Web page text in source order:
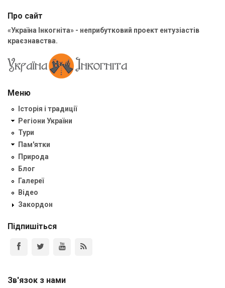
Про сайт
«Україна Інкогніта» - неприбутковий проект ентузіастів
краєзнавства.
Меню
Історія і традиції
Регіони України
Тури
Пам'ятки
Природа
Блог
Галереї
Відео
Закордон
Підпишіться
Зв'язок з нами